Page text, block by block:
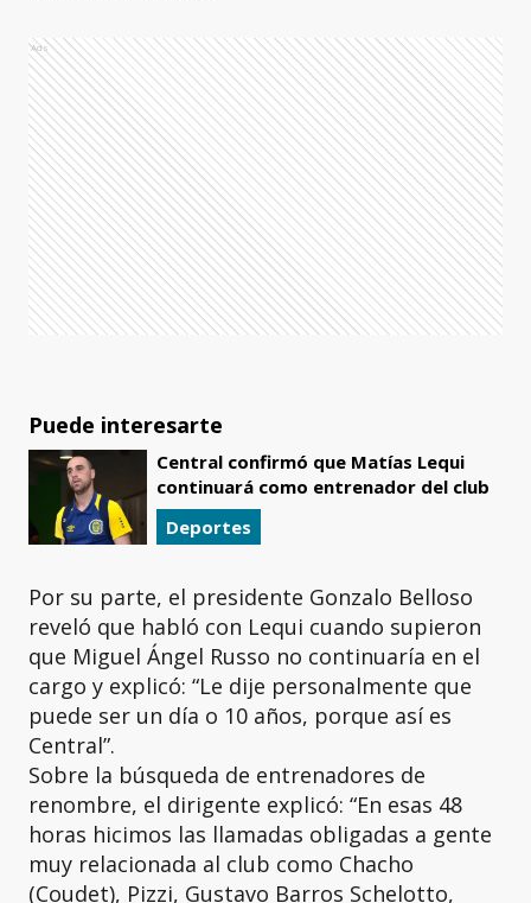
Ads
Puede interesarte
Central confirmó que Matías Lequi
continuará como entrenador del club
Deportes
Por su parte, el presidente Gonzalo Belloso
reveló que habló con Lequi cuando supieron
que Miguel Ángel Russo no continuaría en el
cargo y explicó: “Le dije personalmente que
puede ser un día o 10 años, porque así es
Central”.
Sobre la búsqueda de entrenadores de
renombre, el dirigente explicó: “En esas 48
horas hicimos las llamadas obligadas a gente
muy relacionada al club como Chacho
(Coudet), Pizzi, Gustavo Barros Schelotto,